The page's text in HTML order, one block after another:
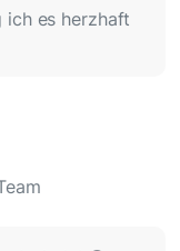
ich es herzhaft